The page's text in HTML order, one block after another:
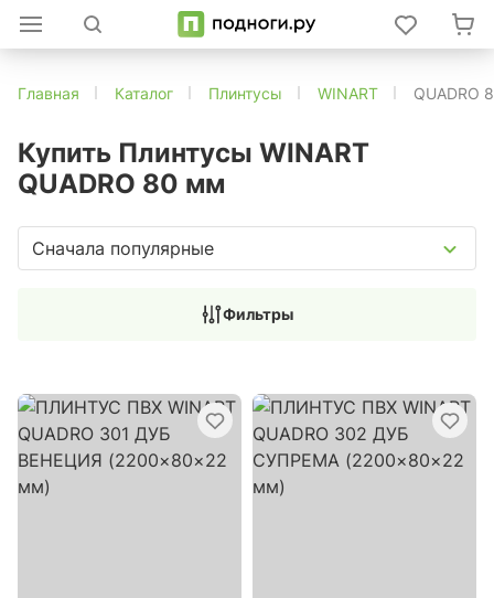
Главная Каталог Плинтусы WINART QUADRO
Купить Плинтусы WINART
QUADRO 80 мм
Сначала популярные
Фильтры